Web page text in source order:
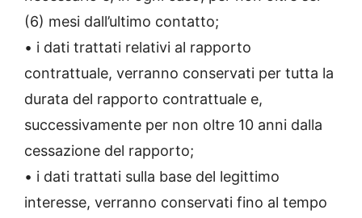
(6) mesi dall’ultimo contatto;
• i dati trattati relativi al rapporto
contrattuale, verranno conservati per tutta la
durata del rapporto contrattuale e,
successivamente per non oltre 10 anni dalla
cessazione del rapporto;
• i dati trattati sulla base del legittimo
interesse, verranno conservati fino al tempo